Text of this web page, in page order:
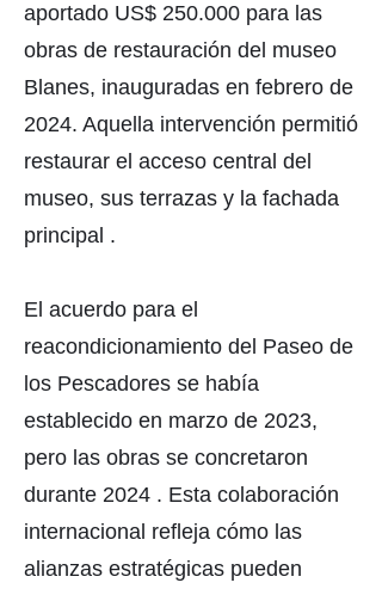
aportado US$ 250.000 para las
obras de restauración del museo
Blanes, inauguradas en febrero de
2024. Aquella intervención permitió
restaurar el acceso central del
museo, sus terrazas y la fachada
principal .
El acuerdo para el
reacondicionamiento del Paseo de
los Pescadores se había
establecido en marzo de 2023,
pero las obras se concretaron
durante 2024 . Esta colaboración
internacional refleja cómo las
alianzas estratégicas pueden